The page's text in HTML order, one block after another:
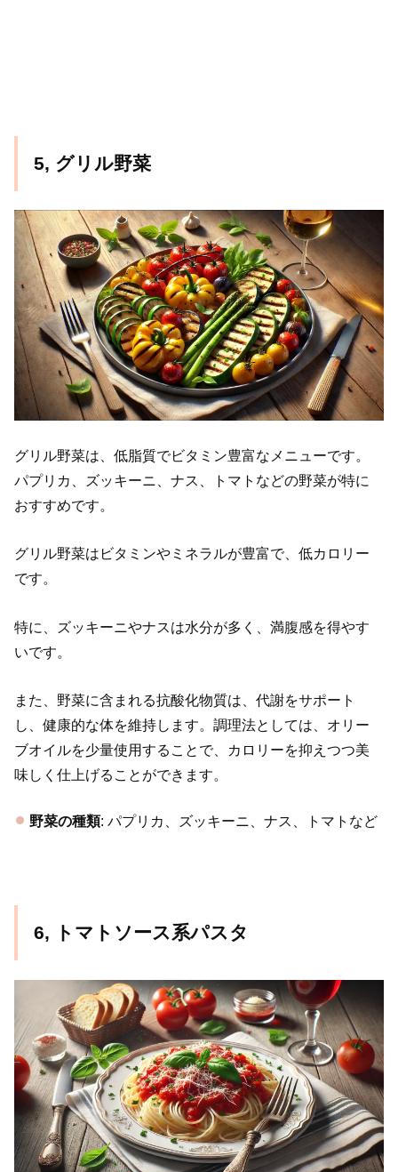
5, グリル野菜
グリル野菜は、低脂質でビタミン豊富なメニューです。
パプリカ、ズッキーニ、ナス、トマトなどの野菜が特に
おすすめです。
グリル野菜はビタミンやミネラルが豊富で、低カロリー
です。
特に、ズッキーニやナスは水分が多く、満腹感を得やす
いです。
また、野菜に含まれる抗酸化物質は、代謝をサポート
し、健康的な体を維持します。調理法としては、オリー
ブオイルを少量使用することで、カロリーを抑えつつ美
味しく仕上げることができます。
野菜の種類: パプリカ、ズッキーニ、ナス、トマトなど
6, トマトソース系パスタ